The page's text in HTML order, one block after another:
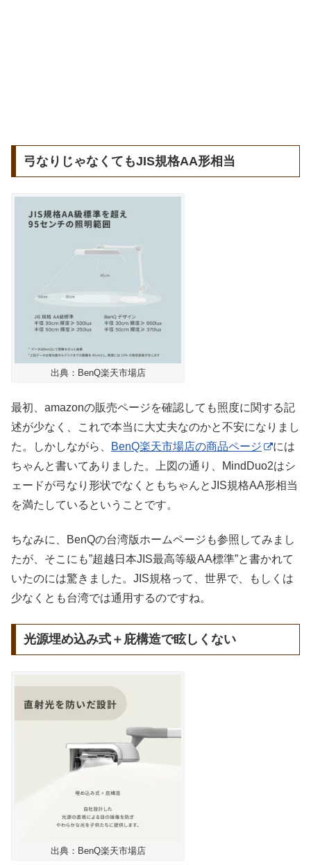
弓なりじゃなくてもJIS規格AA形相当
出典：BenQ楽天市場店
最初、amazonの販売ページを確認しても照度に関する記
述が少なく、これで本当に大丈夫なのかと不安になりまし
た。しかしながら、
BenQ楽天市場店の商品ページ
には
ちゃんと書いてありました。上図の通り、MindDuo2はシ
ェードが弓なり形状でなくともちゃんとJIS規格AA形相当
を満たしているということです。
ちなみに、BenQの台湾版ホームページも参照してみまし
たが、そこにも”超越日本JIS最高等級AA標準”と書かれて
いたのには驚きました。JIS規格って、世界で、もしくは
少なくとも台湾では通用するのですね。
光源埋め込み式＋庇構造で眩しくない
出典：BenQ楽天市場店